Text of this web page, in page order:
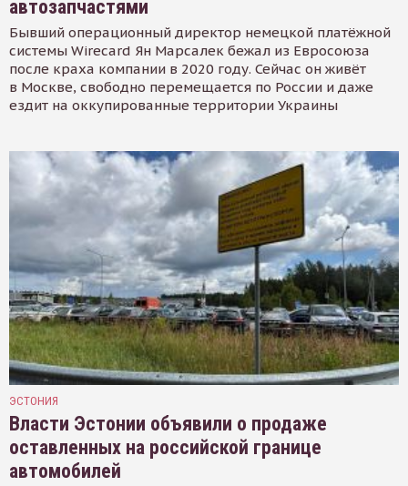
автозапчастями
Бывший операционный директор немецкой платёжной
системы Wirecard Ян Марсалек бежал из Евросоюза
после краха компании в 2020 году. Сейчас он живёт
в Москве, свободно перемещается по России и даже
ездит на оккупированные территории Украины
ЭСТОНИЯ
Власти Эстонии объявили о продаже
оставленных на российской границе
автомобилей